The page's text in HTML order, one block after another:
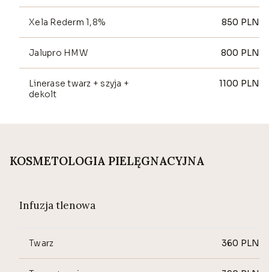
Xela Rederm 1,8% 850 PLN
Jalupro HMW 800 PLN
Linerase twarz + szyja +
dekolt
1100 PLN
KOSMETOLOGIA PIELĘGNACYJNA
Infuzja tlenowa
Twarz 360 PLN